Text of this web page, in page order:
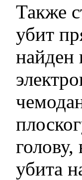
Также
убит
найден
убита